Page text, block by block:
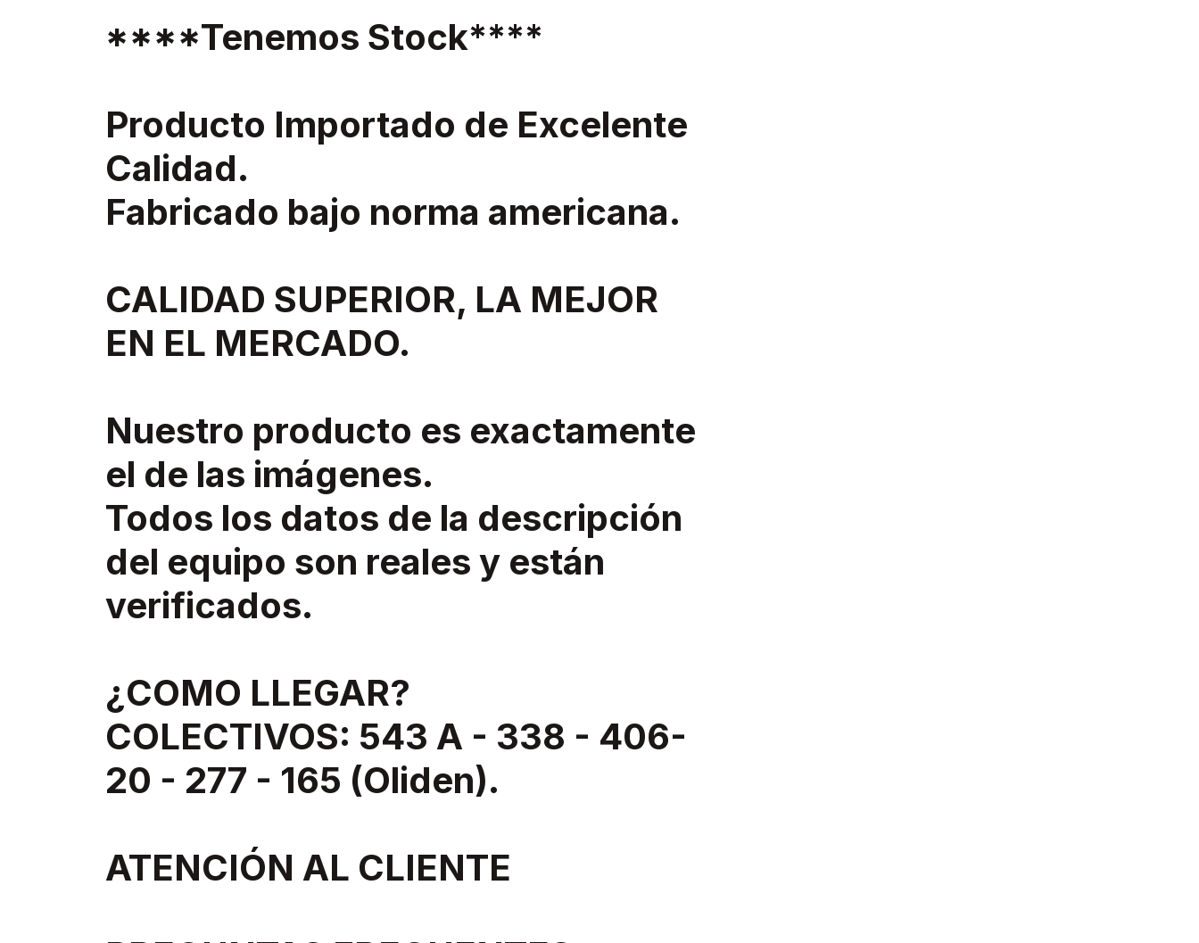
****Tenemos Stock****
Producto Importado de Excelente
Calidad.
Fabricado bajo norma americana.
CALIDAD SUPERIOR, LA MEJOR
EN EL MERCADO.
Nuestro producto es exactamente
el de las imágenes.
Todos los datos de la descripción
del equipo son reales y están
verificados.
¿COMO LLEGAR?
COLECTIVOS: 543 A - 338 - 406-
20 - 277 - 165 (Oliden).
ATENCIÓN AL CLIENTE